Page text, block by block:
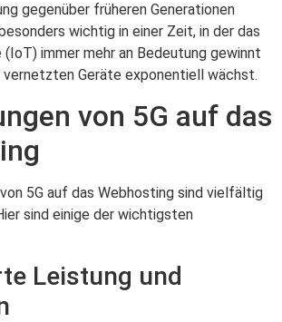
gegenüber früheren Generationen
wichtig in einer Zeit, in der das
immer mehr an Bedeutung gewinnt
vernetzten Geräte exponentiell wächst.
von 5G auf das
5G auf das Webhosting sind vielfältig
sind einige der wichtigsten
Leistung und